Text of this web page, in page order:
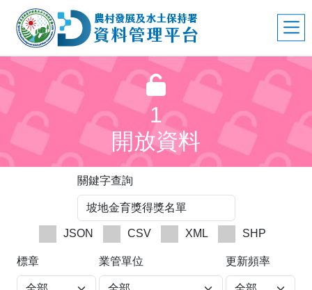
1
開放資料
關鍵字查詢
JSON CSV XML SHP
標章 業管單位 更新頻率